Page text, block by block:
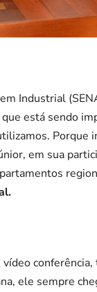
Industrial
está sendo
Porque
em sua
ele sempre